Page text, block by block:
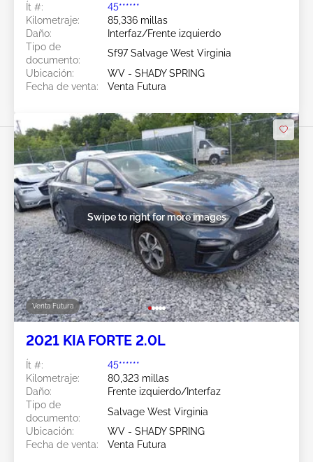
Ít #:
45******
Kilometraje:
85,336 millas
Daño:
Interfaz/Frente izquierdo
Tipo de
documento:
Sf97 Salvage West Virginia
Ubicación:
WV - SHADY SPRING
Fecha de venta:
Venta Futura
Venta Futura
Swipe to right for more images
2021 KIA FORTE 2.0L
Ít #:
45******
Kilometraje:
80,323 millas
Daño:
Frente izquierdo/Interfaz
Tipo de
documento:
Salvage West Virginia
Ubicación:
WV - SHADY SPRING
Fecha de venta:
Venta Futura